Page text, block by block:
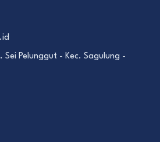
Sei Pelunggut - Kec. Sagulung -